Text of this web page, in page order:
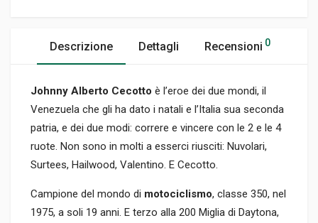
Descrizione Dettagli Recensioni 0
Johnny Alberto Cecotto è l’eroe dei due mondi, il
Venezuela che gli ha dato i natali e l’Italia sua seconda
patria, e dei due modi: correre e vincere con le 2 e le 4
ruote. Non sono in molti a esserci riusciti: Nuvolari,
Surtees, Hailwood, Valentino. E Cecotto.
Campione del mondo di motociclismo, classe 350, nel
1975, a soli 19 anni. E terzo alla 200 Miglia di Daytona,